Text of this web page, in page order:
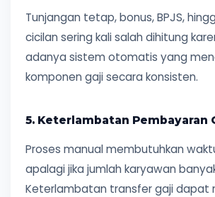
Tunjangan tetap, bonus, BPJS,
cicilan sering kali salah dihitung
adanya sistem otomatis yang
komponen gaji secara konsisten.
5. Keterlambatan Pembayaran
Proses manual membutuhkan
apalagi jika jumlah karyawan
Keterlambatan transfer gaji dapat